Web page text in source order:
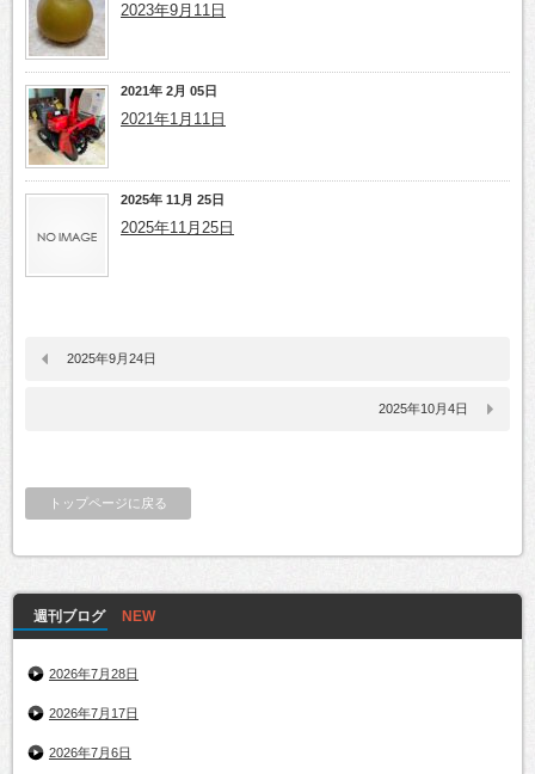
2023年9月11日
2021年 2月 05日
2021年1月11日
2025年 11月 25日
2025年11月25日
2025年9月24日
2025年10月4日
トップページに戻る
週刊ブログ
2026年7月28日
2026年7月17日
2026年7月6日